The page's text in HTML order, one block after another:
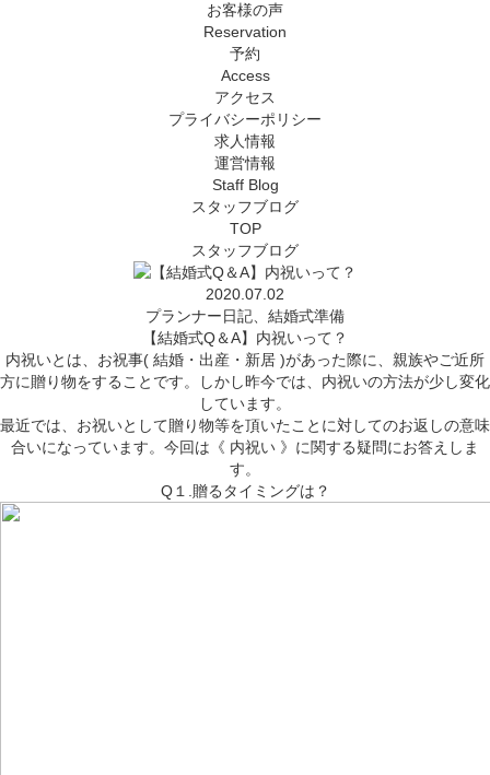
お客様の声
Reservation
予約
Access
アクセス
プライバシーポリシー
求人情報
運営情報
Staff Blog
スタッフブログ
TOP
スタッフブログ
2020.07.02
プランナー日記、 結婚式準備
【結婚式Q＆A】内祝いって？
内祝いとは、お祝事( 結婚・出産・新居 )があった際に、親族やご近所
方に贈り物をすることです。しかし昨今では、内祝いの方法が少し変化
しています。
最近では、お祝いとして贈り物等を頂いたことに対してのお返しの意味
合いになっています。今回は《 内祝い 》に関する疑問にお答えしま
す。
Q１.贈るタイミングは？